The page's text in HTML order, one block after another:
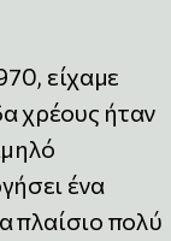
είχαμε
χρέους ήταν
ένα
πλαίσιο πολύ